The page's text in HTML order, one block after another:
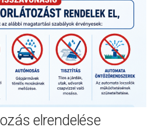
elrendelése